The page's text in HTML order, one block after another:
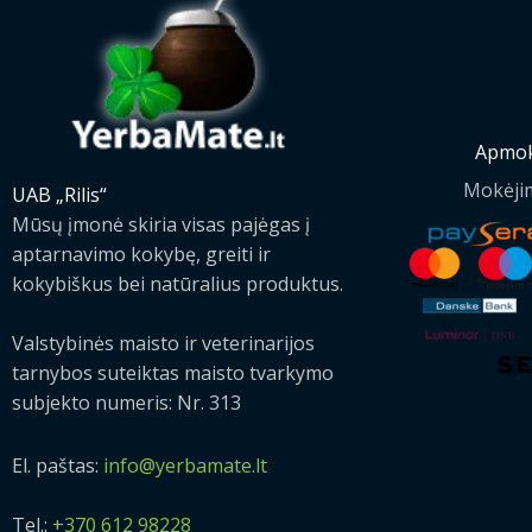
UAB „Rilis“
Mūsų įmonė skiria visas pajėgas į
aptarnavimo kokybę, greiti ir
kokybiškus bei natūralius produktus.
Valstybinės maisto ir veterinarijos
tarnybos suteiktas maisto tvarkymo
subjekto numeris: Nr. 313
El. paštas: info@yerbamate.lt
Tel.: +370 612 98228